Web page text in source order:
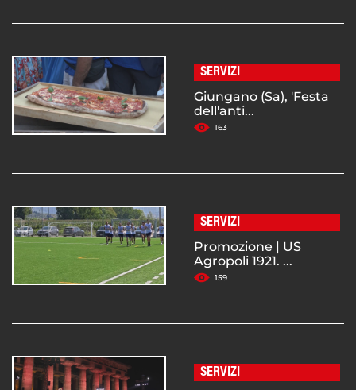
SERVIZI
Giungano (Sa), 'Festa
dell'anti...
163
SERVIZI
Promozione | US
Agropoli 1921. ...
159
SERVIZI